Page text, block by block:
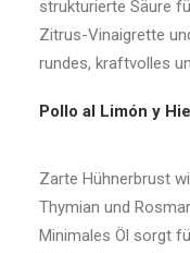
strukturierte Säure
Zitrus-Vinaigrette
rundes, kraftvolles
Pollo al Limón y
Zarte Hühnerbrust
Thymian und
Minimales Öl sorgt